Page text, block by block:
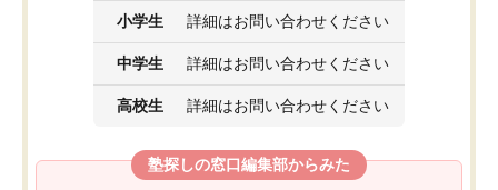
小学生 詳細はお問い合わせください
中学生 詳細はお問い合わせください
高校生 詳細はお問い合わせください
塾探しの窓口編集部からみた